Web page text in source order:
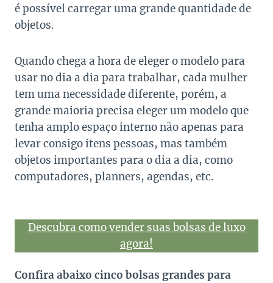
é possível carregar uma grande quantidade de
objetos.
Quando chega a hora de eleger o modelo para
usar no dia a dia para trabalhar, cada mulher
tem uma necessidade diferente, porém, a
grande maioria precisa eleger um modelo que
tenha amplo espaço interno não apenas para
levar consigo itens pessoas, mas também
objetos importantes para o dia a dia, como
computadores, planners, agendas, etc.
Descubra como vender suas bolsas de luxo
agora!
Confira abaixo cinco bolsas grandes para